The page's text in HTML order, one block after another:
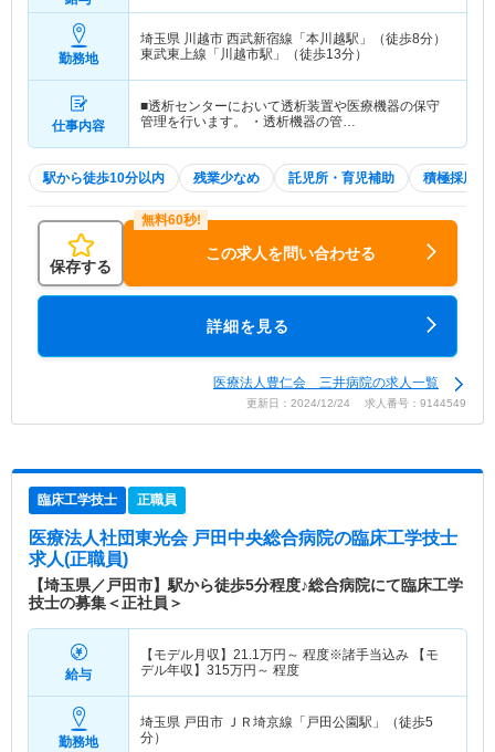
勤務地
埼玉県 川越市 西武新宿線「本川越駅」（徒歩8分）
東武東上線「川越市駅」（徒歩13分）
仕事内容
■透析センターにおいて透析装置や医療機器の保守
管理を行います。 ・透析機器の管…
駅から徒歩10分以内 残業少なめ 託児所・育児補助 積極採用中
保存する
この求人を問い合わせる
詳細を見る
医療法人豊仁会 三井病院の求人一覧
更新日：2024/12/24 求人番号：9144549
臨床工学技士 正職員
医療法人社団東光会 戸田中央総合病院の臨床工学技士
求人(正職員)
【埼玉県／戸田市】駅から徒歩5分程度♪総合病院にて臨床工学
技士の募集＜正社員＞
給与
【モデル月収】 21.1万円～ 程度※諸手当込み 【モ
デル年収】 315万円～ 程度
勤務地
埼玉県 戸田市 ＪＲ埼京線「戸田公園駅」（徒歩5
分）